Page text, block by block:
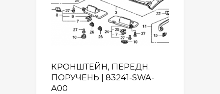
КРОНШТЕЙН, ПЕРЕДН.
ПОРУЧЕНЬ | 83241-SWA-
A00